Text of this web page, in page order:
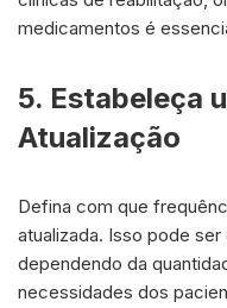
medicamentos é
5. Estabeleça
Atualização
Defina com que
atualizada. Isso pode ser
dependendo da
necessidades dos